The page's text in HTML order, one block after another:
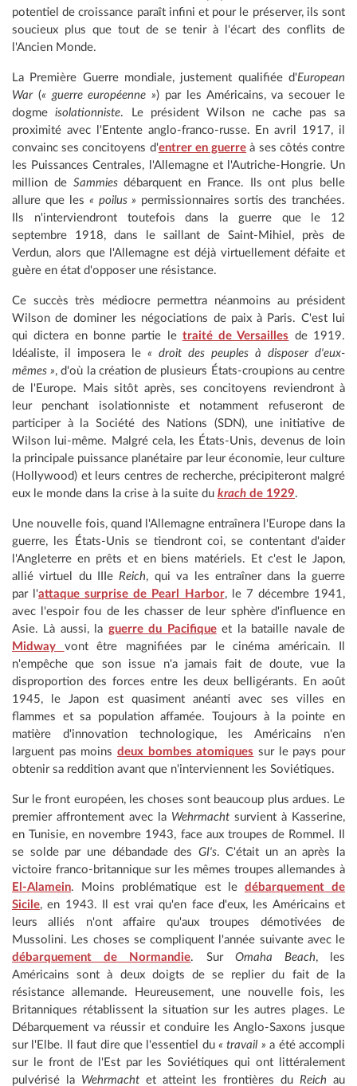
potentiel de croissance paraît infini et pour le préserver, ils sont
soucieux plus que tout de se tenir à l'écart des conflits de
l'Ancien Monde.
La Première Guerre mondiale, justement qualifiée d'European
War(« guerre européenne ») par les Américains, va secouer le
dogmeisolationniste. Le président Wilson ne cache pas sa
proximité avec l'Entente anglo-franco-russe. En avril 1917, il
convainc ses concitoyens d'entrer en guerre à ses côtés contre
les Puissances Centrales, l'Allemagne et l'Autriche-Hongrie. Un
million de Sammiesdébarquent en France. Ils ont plus belle
allure que les « poilus » permissionnaires sortis des tranchées.
Ils n'interviendront toutefois dans la guerre que le 12
septembre 1918, dans le saillant de Saint-Mihiel, près de
Verdun, alors que l'Allemagne est déjà virtuellement défaite et
guère en état d'opposer une résistance.
Ce succès très médiocre permettra néanmoins au président
Wilson de dominer les négociations de paix à Paris. C'est lui
qui dictera en bonne partie le traité de Versailles de 1919.
Idéaliste, il imposera le « droit des peuples à disposer d'eux-
mêmes », d'où la création de plusieurs États-croupions au centre
de l'Europe. Mais sitôt après, ses concitoyens reviendront à
leur penchant isolationniste et notamment refuseront de
participer à la Société des Nations (SDN), une initiative de
Wilson lui-même. Malgré cela, les États-Unis, devenus de loin
la principale puissance planétaire par leur économie, leur culture
(Hollywood) et leurs centres de recherche, précipiteront malgré
eux le monde dans la crise à la suite du krach de 1929.
Une nouvelle fois, quand l'Allemagne entraînera l'Europe dans la
guerre, les États-Unis se tiendront coi, se contentant d'aider
l'Angleterre en prêts et en biens matériels. Et c'est le Japon,
allié virtuel du IIIeReich, qui va les entraîner dans la guerre
par l'attaque surprise de Pearl Harbor, le 7 décembre 1941,
avec l'espoir fou de les chasser de leur sphère d'influence en
Asie. Là aussi, la guerre du Pacifiqueet la bataille navale de
Midway vont être magnifiées par le cinéma américain. Il
n'empêche que son issue n'a jamais fait de doute, vue la
disproportion des forces entre les deux belligérants. En août
1945, le Japon est quasiment anéanti avec ses villes en
flammes et sa population affamée. Toujours à la pointe en
matière d'innovation technologique, les Américains n'en
larguent pas moins deux bombes atomiques sur le pays pour
obtenir sa reddition avant que n'interviennent les Soviétiques.
Sur le front européen, les choses sont beaucoup plus ardues. Le
premier affrontement avec la Wehrmacht survient à Kasserine,
en Tunisie, en novembre 1943, face aux troupes de Rommel. Il
se solde par une débandade des GI's. C'était un an après la
victoire franco-britannique sur les mêmes troupes allemandes à
El-Alamein. Moins problématique est le débarquement de
Sicile, en 1943. Il est vrai qu'en face d'eux, les Américains et
leurs alliés n'ont affaire qu'aux troupes démotivées de
Mussolini. Les choses se compliquent l'année suivante avec le
débarquement de Normandie. Sur Omaha Beach, les
Américains sont à deux doigts de se replier du fait de la
résistance allemande. Heureusement, une nouvelle fois, les
Britanniques rétablissent la situation sur les autres plages. Le
Débarquement va réussir et conduire les Anglo-Saxons jusque
sur l'Elbe. Il faut dire que l'essentiel du« travail » a été accompli
sur le front de l'Est par les Soviétiques qui ont littéralement
pulvérisé la Wehrmachtet atteint les frontières duReichau